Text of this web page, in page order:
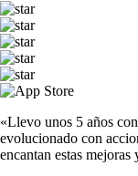
«Llevo unos 5 años
evolucionado con
encantan estas